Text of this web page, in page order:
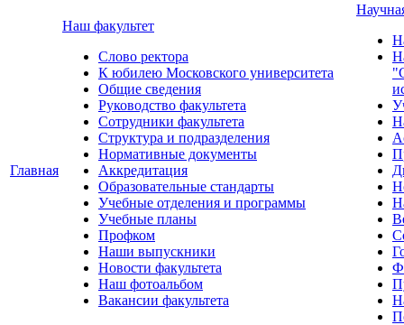
Главная
Наш факультет
Слово ректора
К юбилею Московского университета
Общие сведения
Руководство факультета
Сотрудники факультета
Структура и подразделения
Нормативные документы
Аккредитация
Образовательные стандарты
Учебные отделения и программы
Учебные планы
Профком
Наши выпускники
Новости факультета
Наш фотоальбом
Вакансии факультета